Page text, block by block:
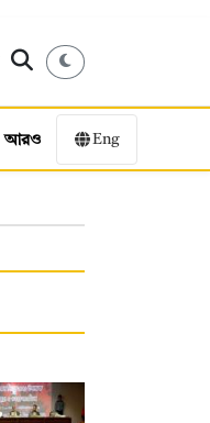
আরও Eng